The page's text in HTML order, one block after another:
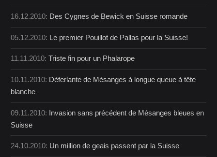
16.12.2010: Des Cygnes de Bewick en Suisse romande
05.12.2010: Le premier Pouillot de Pallas pour la Suisse!
11.11.2010:Triste fin pour un Phalarope
10.11.2010: Déferlante de Mésanges à longue queue à tête
blanche
09.11.2010: Invasion sans précédent de Mésanges bleues en
Suisse
24.10.2010: Un million de geais passent par la Suisse